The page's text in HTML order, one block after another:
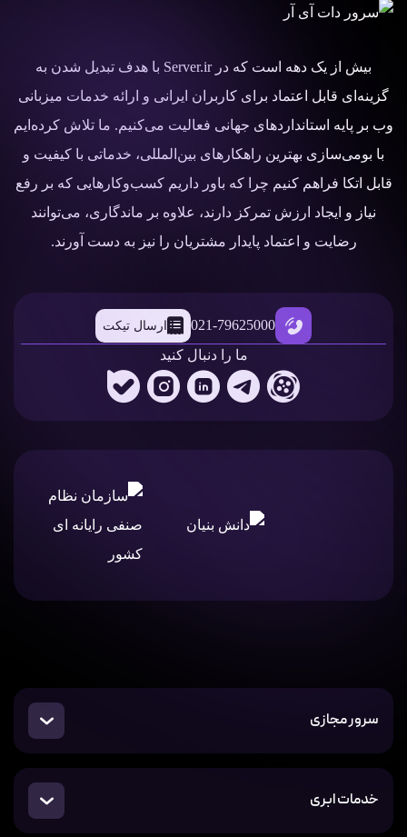
بیش از یک دهه است که در Server.ir با هدف تبدیل شدن به
گزینه‌ای قابل اعتماد برای کاربران ایرانی و ارائه خدمات میزبانی
وب بر پایه استانداردهای جهانی فعالیت می‌کنیم. ما تلاش کرده‌ایم
با بومی‌سازی بهترین راهکارهای بین‌المللی، خدماتی با کیفیت و
قابل اتکا فراهم کنیم چرا که باور داریم کسب‌وکارهایی که بر رفع
نیاز و ایجاد ارزش تمرکز دارند، علاوه بر ماندگاری، می‌توانند
رضایت و اعتماد پایدار مشتریان را نیز به دست آورند.
021-79625000 ارسال تیکت
ما را دنبال کنید
سرور مجازی
خدمات ابری